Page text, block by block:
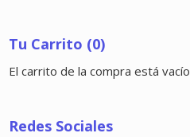
Tu Carrito (0)
El carrito de la compra está vacío
Redes Sociales